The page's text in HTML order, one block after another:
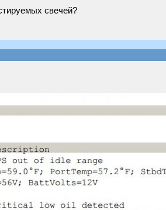
свечей?